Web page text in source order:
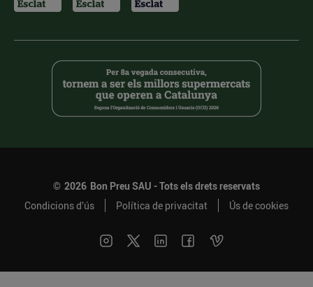
© 2026 Bon Preu SAU - Tots els drets reservats
Condicions d’ús
Política de privacitat Ús de cookies